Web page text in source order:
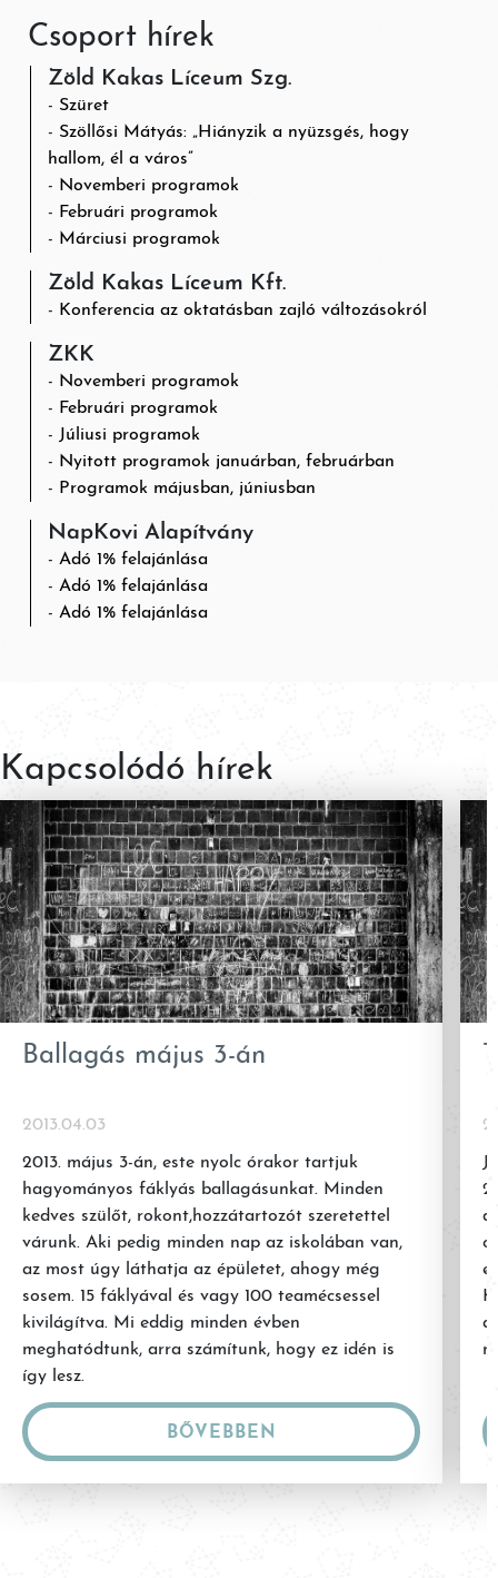
Csoport hírek
Zöld Kakas Líceum Szg.
Szüret
Szöllősi Mátyás: „Hiányzik a nyüzsgés, hogy
hallom, él a város”
Novemberi programok
Februári programok
Márciusi programok
Zöld Kakas Líceum Kft.
Konferencia az oktatásban zajló változásokról
ZKK
Novemberi programok
Februári programok
Júliusi programok
Nyitott programok januárban, februárban
Programok májusban, júniusban
NapKovi Alapítvány
Adó 1% felajánlása
Adó 1% felajánlása
Adó 1% felajánlása
Kapcsolódó hírek
Ballagás május 3-án
2013.04.03
2013. május 3-án, este nyolc órakor tartjuk
hagyományos fáklyás ballagásunkat. Minden
kedves szülőt, rokont,hozzátartozót szeretettel
várunk. Aki pedig minden nap az iskolában van,
az most úgy láthatja az épületet, ahogy még
sosem. 15 fáklyával és vagy 100 teamécsessel
kivilágítva. Mi eddig minden évben
meghatódtunk, arra számítunk, hogy ez idén is
így lesz.
BŐVEBBEN